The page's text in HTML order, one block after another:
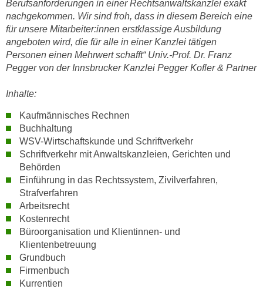
Berufsanforderungen in einer Rechtsanwaltskanzlei exakt
nachgekommen. Wir sind froh, dass in diesem Bereich eine
für unsere Mitarbeiter:innen erstklassige Ausbildung
angeboten wird, die für alle in einer Kanzlei tätigen
Personen einen Mehrwert schafft“ Univ.-Prof. Dr. Franz
Pegger von der Innsbrucker Kanzlei Pegger Kofler & Partner
Inhalte:
Kaufmännisches Rechnen
Buchhaltung
WSV-Wirtschaftskunde und Schriftverkehr
Schriftverkehr mit Anwaltskanzleien, Gerichten und
Behörden
Einführung in das Rechtssystem, Zivilverfahren,
Strafverfahren
Arbeitsrecht
Kostenrecht
Büroorganisation und Klientinnen- und
Klientenbetreuung
Grundbuch
Firmenbuch
Kurrentien
d
e
n
w
i
z
i
e
l
o
i
n
t
e
r
t
n
E
-
U
A
n
e
w
r
f
e
h
a